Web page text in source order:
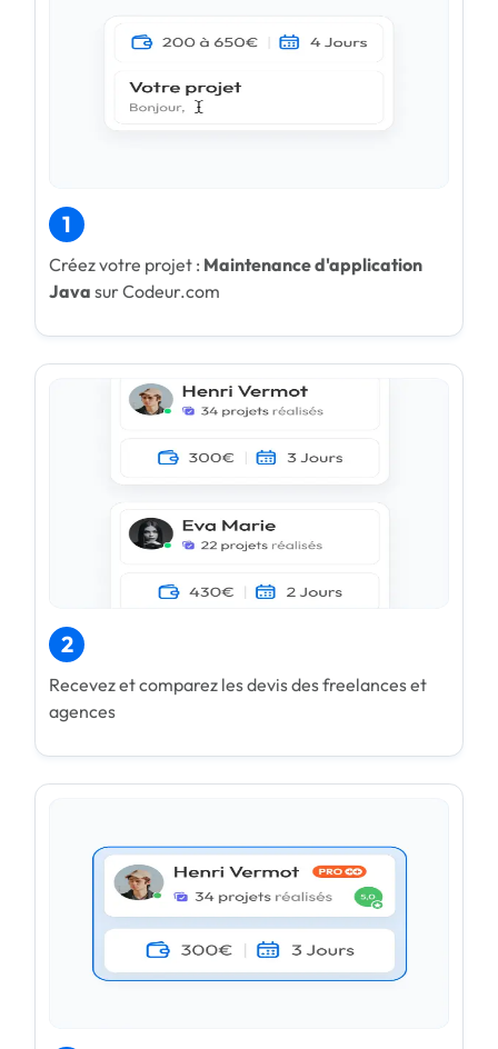
1
Créez votre projet : Maintenance d'application
Java sur Codeur.com
2
Recevez et comparez les devis des freelances et
agences